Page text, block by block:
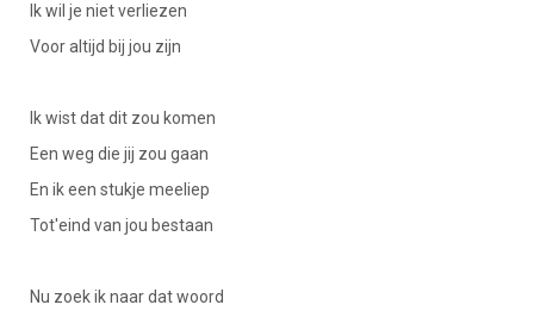
Ik wil je niet verliezen
Voor altijd bij jou zijn
Ik wist dat dit zou komen
Een weg die jij zou gaan
En ik een stukje meeliep
Tot'eind van jou bestaan
Nu zoek ik naar dat woord